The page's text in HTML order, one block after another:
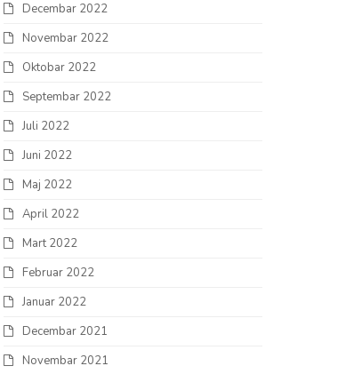
Decembar 2022
Novembar 2022
Oktobar 2022
Septembar 2022
Juli 2022
Juni 2022
Maj 2022
April 2022
Mart 2022
Februar 2022
Januar 2022
Decembar 2021
Novembar 2021